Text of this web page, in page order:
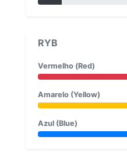
RYB
Vermelho (Red)
Amarelo (Yellow)
Azul (Blue)